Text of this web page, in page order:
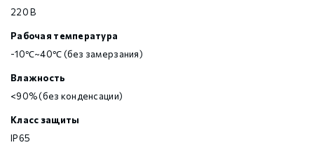
220 В
Рабочая температура
-10℃~40℃ (без замерзания)
Влажность
<90% (без конденсации)
Класс защиты
IP65